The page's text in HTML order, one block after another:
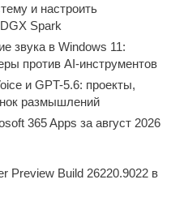
и настроить
Spark
звука в Windows 11:
против AI-инструментов
и GPT-5.6: проекты,
размышлений
365 Apps за август 2026
Preview Build 26220.9022 в